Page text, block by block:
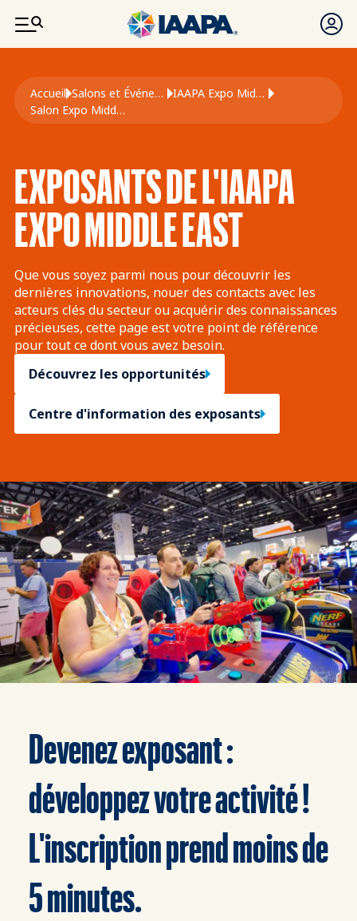
ALLER AU CONTENU PRINCIPAL
Fil d'Ariane
Accueil Salons et Événements
IAAPA Expo Middle East
Salon Expo Middle East
EXPOSANTS DE L'IAAPA
EXPO MIDDLE EAST
Que vous soyez parmi nous pour découvrir les
dernières innovations, nouer des contacts avec les
acteurs clés du secteur ou acquérir des connaissances
précieuses, cette page est votre point de référence
pour tout ce dont vous avez besoin.
Découvrez les opportunités
Centre d'information des exposants
Devenez exposant :
développez votre activité !
L'inscription prend moins de
5 minutes.